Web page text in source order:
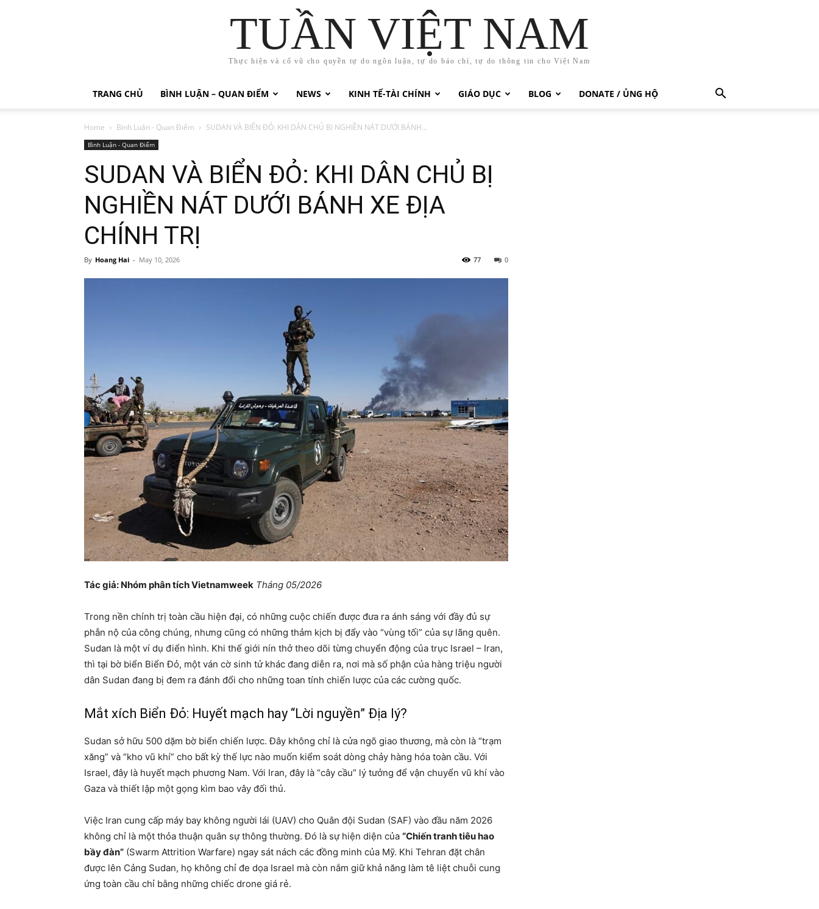
TUẦN VIỆT NAM
Thực hiện và cổ vũ cho quyền tự do ngôn luận, tự do báo chí, tự do thông tin cho Việt Nam
TRANG CHỦ BÌNH LUẬN – QUAN ĐIỂM NEWS KINH TẾ-TÀI CHÍNH GIÁO DỤC BLOG DONATE / ỦNG HỘ
Home Bình Luận - Quan Điểm SUDAN VÀ BIỂN ĐỎ: KHI DÂN CHỦ BỊ NGHIỀN NÁT DƯỚI BÁNH...
Bình Luận - Quan Điểm
SUDAN VÀ BIỂN ĐỎ: KHI DÂN CHỦ BỊ
NGHIỀN NÁT DƯỚI BÁNH XE ĐỊA
CHÍNH TRỊ
By Hoang Hai - May 10, 2026 0
77
Tác giả: Nhóm phân tích Vietnamweek Tháng 05/2026
Trong nền chính trị toàn cầu hiện đại, có những cuộc chiến được đưa ra ánh sáng với đầy đủ sự
phẫn nộ của công chúng, nhưng cũng có những thảm kịch bị đẩy vào “vùng tối” của sự lãng quên.
Sudan là một ví dụ điển hình. Khi thế giới nín thở theo dõi từng chuyển động của trục Israel – Iran,
thì tại bờ biển Biển Đỏ, một ván cờ sinh tử khác đang diễn ra, nơi mà số phận của hàng triệu người
dân Sudan đang bị đem ra đánh đổi cho những toan tính chiến lược của các cường quốc.
Mắt xích Biển Đỏ: Huyết mạch hay “Lời nguyền” Địa lý?
Sudan sở hữu 500 dặm bờ biển chiến lược. Đây không chỉ là cửa ngõ giao thương, mà còn là “trạm
xăng” và “kho vũ khí” cho bất kỳ thế lực nào muốn kiểm soát dòng chảy hàng hóa toàn cầu. Với
Israel, đây là huyết mạch phương Nam. Với Iran, đây là “cây cầu” lý tưởng để vận chuyển vũ khí vào
Gaza và thiết lập một gọng kìm bao vây đối thủ.
Việc Iran cung cấp máy bay không người lái (UAV) cho Quân đội Sudan (SAF) vào đầu năm 2026
không chỉ là một thỏa thuận quân sự thông thường. Đó là sự hiện diện của “Chiến tranh tiêu hao
bầy đàn” (Swarm Attrition Warfare) ngay sát nách các đồng minh của Mỹ. Khi Tehran đặt chân
được lên Cảng Sudan, họ không chỉ đe dọa Israel mà còn nắm giữ khả năng làm tê liệt chuỗi cung
ứng toàn cầu chỉ bằng những chiếc drone giá rẻ.